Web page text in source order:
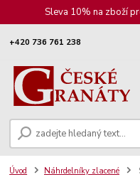
Sleva 10% na zboží
+420 736 761 238
Úvod Náhrdelníky zlacené